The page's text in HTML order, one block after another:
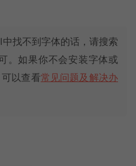
找不到字体的话，请搜索
。如果你不会安装字体或
以查看常见问题及解决办